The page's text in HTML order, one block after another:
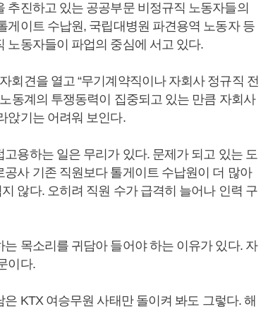
진하고 있는 공공부문 비정규직 노동자들의
게이트 수납원, 국립대병원 파견용역 노동자 등
노동자들이 파업의 중심에 서고 있다.
회견을 열고 “무기계약직이나 자회사 정규직 전
동계의 투쟁동력이 집중되고 있는 만큼 자회사
앉기는 어려워 보인다.
용하는 일은 무리가 있다. 문제가 되고 있는 도
사 기존 직원보다 톨게이트 수납원이 더 많아
않다. 오히려 직원 수가 급격히 늘어나 인력 구
목소리를 귀담아 들어야 하는 이유가 있다. 자
이다.
KTX 여승무원 사태만 돌이켜 봐도 그렇다. 해